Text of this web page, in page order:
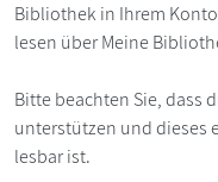
Bibliothek in Ihrem
lesen über Meine
Bitte beachten Sie, dass
unterstützen und dieses
lesbar ist.